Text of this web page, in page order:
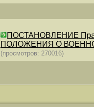
ПОСТАНОВЛЕНИЕ
ПОЛОЖЕНИЯ О
(просмотров: 270016)